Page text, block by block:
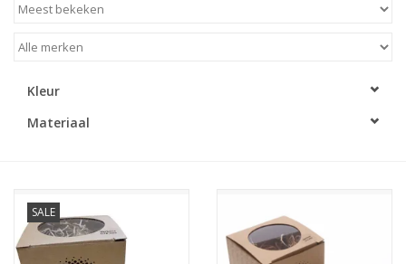
LED Kaarsen
Relatiegeschenken & Bedankjes
Kleur
Materiaal
SALE